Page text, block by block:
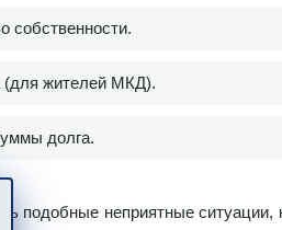
собственности.
(для жителей МКД).
долга.
подобные неприятные